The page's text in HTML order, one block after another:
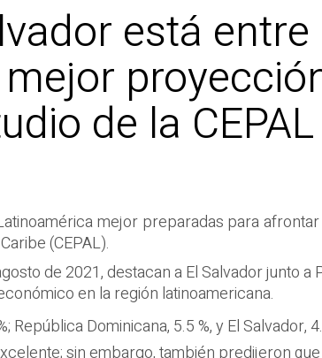
está
de la CEPAL
mejor preparadas para
(CEPAL).
de 2021, destacan a El Salvador junto
en la región latinoamericana.
República Dominicana, 5.5 %, y El
sin embargo, también predijeron